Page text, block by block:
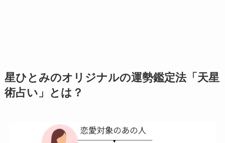
星ひとみのオリジナルの運勢鑑定法「天星
術占い」とは？